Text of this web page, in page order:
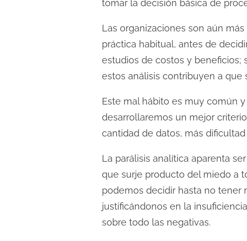
n
d
a
tomar la decisión básica de
Las organizaciones son aún
práctica habitual, antes de
estudios de costos y beneficios;
estos análisis contribuyen a que
Este mal hábito es muy común
desarrollaremos un mejor
cantidad de datos, más
La parálisis analítica aparenta
que surje producto del miedo a
podemos decidir hasta no tener
justificándonos en la
sobre todo las negativas.